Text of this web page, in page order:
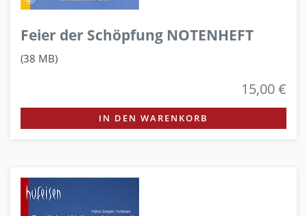
Feier der Schöpfung NOTENHEFT
(38 MB)
15,00 €
IN DEN WARENKORB